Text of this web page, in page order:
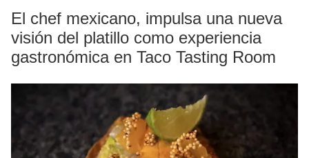
El chef mexicano, impulsa una nueva
visión del platillo como experiencia
gastronómica en Taco Tasting Room